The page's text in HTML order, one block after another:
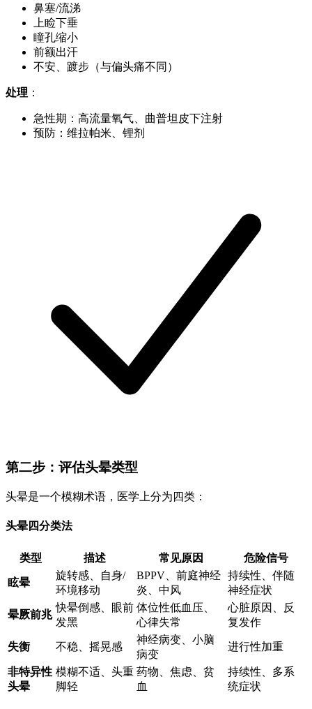
鼻塞/流涕
上睑下垂
瞳孔缩小
前额出汗
不安、踱步（与偏头痛不同）
处理 ：
急性期：高流量氧气、曲普坦皮下注射
预防：维拉帕米、锂剂
第二步：评估头晕类型
头晕是一个模糊术语，医学上分为四类：
头晕四分类法
类型 描述 常见原因 危险信号
眩晕
旋转感、自身/
环境移动
BPPV、前庭神经
炎、中风
持续性、伴随
神经症状
晕厥前兆
快晕倒感、眼前
发黑
体位性低血压、
心律失常
心脏原因、反
复发作
失衡 不稳、摇晃感
神经病变、小脑
病变
进行性加重
非特异性
头晕
模糊不适、头重
脚轻
药物、焦虑、贫
血
持续性、多系
统症状